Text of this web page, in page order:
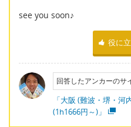
see you soon♪
役に
回答したアンカーのサ
「大阪 (難波・堺・
(1h1666円～)」